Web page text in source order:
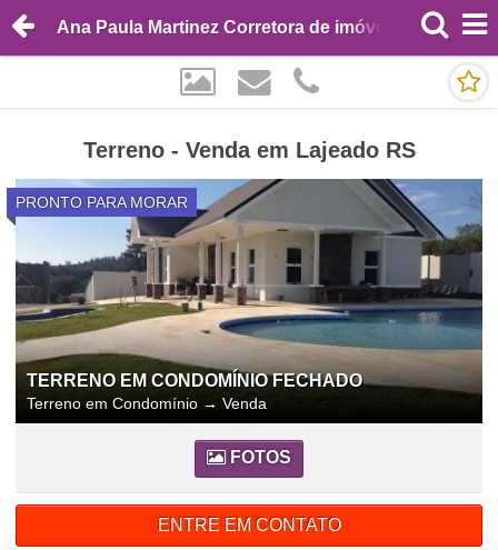
Ana Paula Martinez Corretora de imóveis
Terreno - Venda em Lajeado RS
PRONTO PARA MORAR
TERRENO EM CONDOMÍNIO FECHADO
Terreno em Condomínio → Venda
FOTOS
ENTRE EM CONTATO